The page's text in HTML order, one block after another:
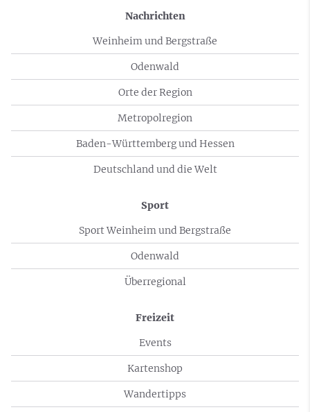
Nachrichten
Weinheim und Bergstraße
Odenwald
Orte der Region
Metropolregion
Baden-Württemberg und Hessen
Deutschland und die Welt
Sport
Sport Weinheim und Bergstraße
Odenwald
Überregional
Freizeit
Events
Kartenshop
Wandertipps